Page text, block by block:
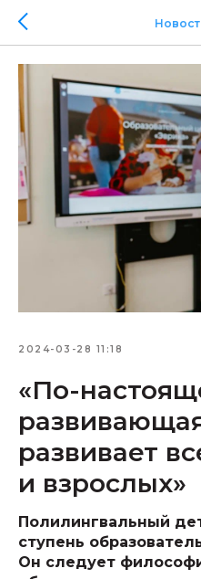
2024-03-28 11:18
«По-
развивает
и взрослых»
Полилингвальный
ступень
Он следует